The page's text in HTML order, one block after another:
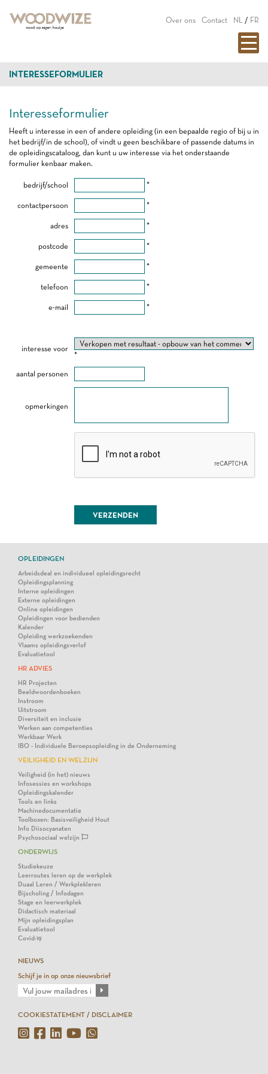
Over ons Contact NL / FR
INTERESSEFORMULIER
Interesseformulier
Heeft u interesse in een of andere opleiding (in een bepaalde regio of bij u in
het bedrijf/in de school), of vindt u geen beschikbare of passende datums in
de opleidingscataloog, dan kunt u uw interesse via het onderstaande
formulier kenbaar maken.
bedrijf/school *
contactpersoon *
adres *
postcode *
gemeente *
telefoon *
e-mail *
interesse voor
*
aantal personen
opmerkingen
OPLEIDINGEN
Arbeidsdeal en individueel opleidingsrecht
Opleidingsplanning
Interne opleidingen
Externe opleidingen
Online opleidingen
Opleidingen voor bedienden
Kalender
Opleiding werkzoekenden
Vlaams opleidingsverlof
Evaluatietool
HR ADVIES
HR Projecten
Beeldwoordenboeken
Instroom
Uitstroom
Diversiteit en inclusie
Werken aan competenties
Werkbaar Werk
IBO - Individuele Beroepsopleiding in de Onderneming
VEILIGHEID EN WELZIJN
Veiligheid (in het) nieuws
Infosessies en workshops
Opleidingskalender
Tools en links
Machinedocumentatie
Toolboxen: Basisveiligheid Hout
Info Diisocyanaten
Psychosociaal welzijn
ONDERWIJS
Studiekeuze
Leerroutes leren op de werkplek
Duaal Leren / Werkplekleren
Bijscholing / Infodagen
Stage en leerwerkplek
Didactisch materiaal
Mijn opleidingsplan
Evaluatietool
Covid-19
NIEUWS
Schijf je in op onze nieuwsbrief
COOKIESTATEMENT / DISCLAIMER